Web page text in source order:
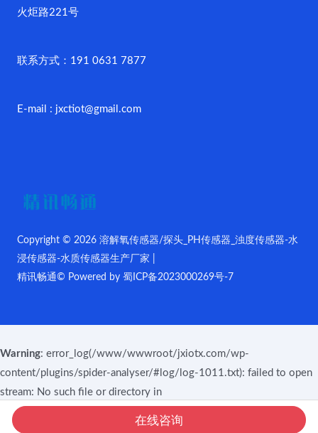
Copyright © 2026 溶解氧传感器/探头_PH传感器_浊度传感器-水
浸传感器-水质传感器生产厂家 |
精讯畅通© Powered by 蜀ICP备2023000269号-7
火炬路221号
联系方式：191 0631 7877
E-mail : jxctiot@gmail.com
Warning: error_log(/www/wwwroot/jxiotx.com/wp-
content/plugins/spider-analyser/#log/log-1011.txt): failed to open
stream: No such file or directory in
/www/wwwroot/jxiotx.com/wp-content/plugins/spider-
analyser/spider.class.php
在线咨询